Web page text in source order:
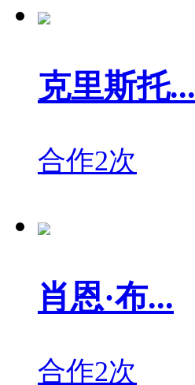
克里斯托...
合作2次
肖恩·布...
合作2次